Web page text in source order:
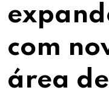
com
área de